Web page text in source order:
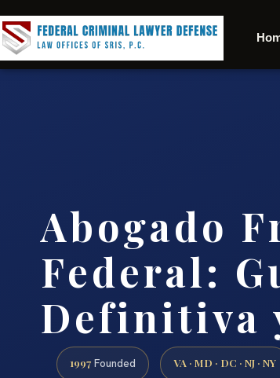
Abogado
Federal:
Definitiva
1997 Founded VA · MD · DC · NJ · NY